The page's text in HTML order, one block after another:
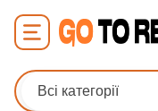
Всі категорії